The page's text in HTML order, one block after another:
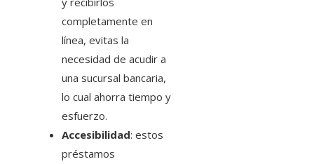
completamente en
línea, evitas la
necesidad de acudir a
una sucursal bancaria,
lo cual ahorra tiempo y
esfuerzo.
Accesibilidad: estos
préstamos